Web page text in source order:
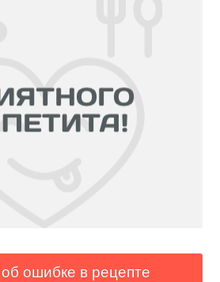
ошибке в рецепте